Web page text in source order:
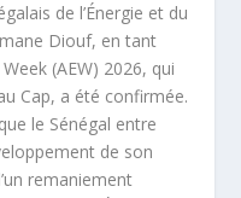
de l’Énergie et du
Diouf, en tant
(AEW) 2026, qui
Cap, a été confirmée.
le Sénégal entre
de son
remaniement